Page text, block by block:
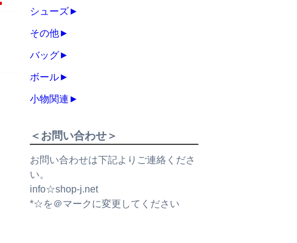
シューズ►
その他►
バッグ►
ボール►
小物関連 ►
＜お問い合わせ＞
お問い合わせは下記よりご連絡くださ
い。
info☆shop-j.net
*☆を＠マークに変更してください